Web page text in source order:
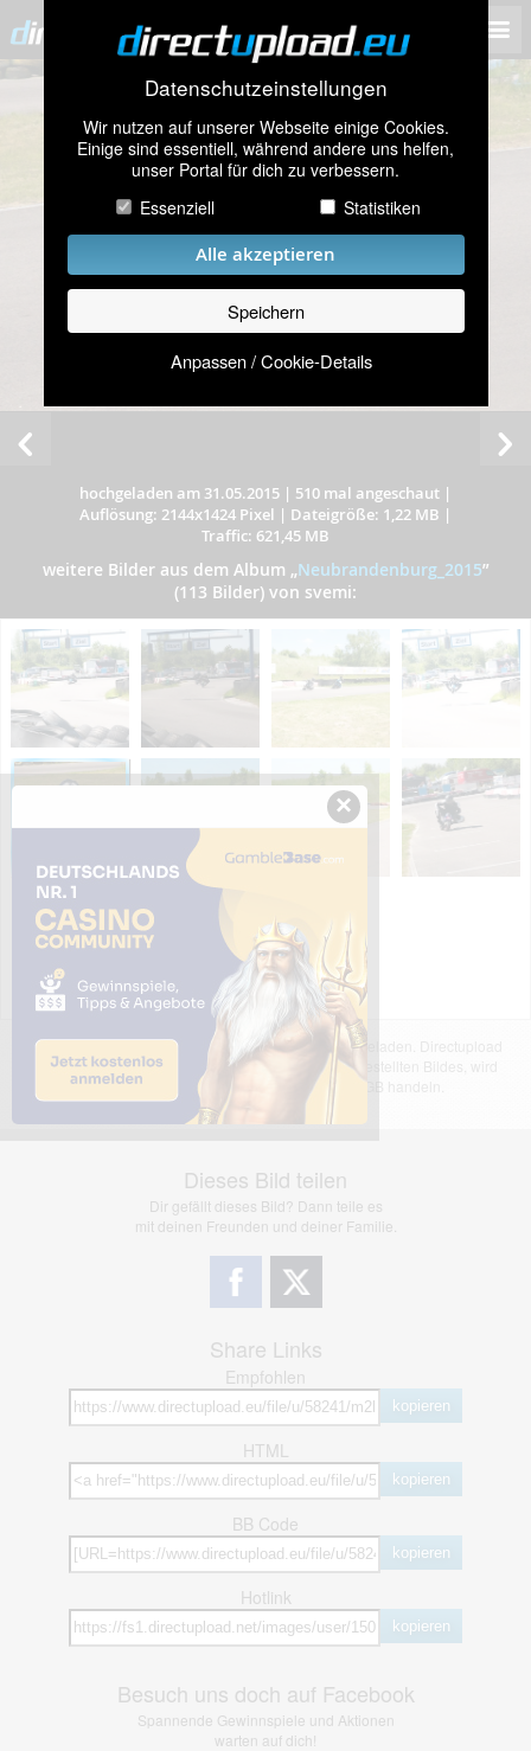
Datenschutzeinstellungen
Wir nutzen auf unserer Webseite einige Cookies.
Einige sind essentiell, während andere uns helfen,
unser Portal für dich zu verbessern.
Essenziell
Statistiken
Alle akzeptieren
Speichern
Anpassen / Cookie-Details
hochgeladen am 31.05.2015 | 510 mal angeschaut |
Auflösung: 2144x1424 Pixel | Dateigröße: 1,22 MB |
Traffic: 621,45 MB
weitere Bilder aus dem Album „Neubrandenburg_2015”
(113 Bilder) von svemi:
Das dargestellte Bild wurde von einem Nutzer hochgeladen. Directupload
übernimmt keinerlei Haftung für den Inhalt des dargestellten Bildes, wird
jedoch bei Verstößen nach §2(3) unserer AGB handeln.
Dieses Bild teilen
Dir gefällt dieses Bild? Dann teile es
mit deinen Freunden und deiner Familie.
Share Links
Empfohlen
kopieren
HTML
kopieren
BB Code
kopieren
Hotlink
kopieren
Besuch uns doch auf Facebook
Spannende Gewinnspiele und Aktionen
warten auf dich!
×